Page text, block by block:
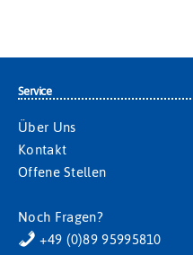
Service
Über Uns
Kontakt
Offene Stellen
Noch Fragen?
+49 (0)89 95995810